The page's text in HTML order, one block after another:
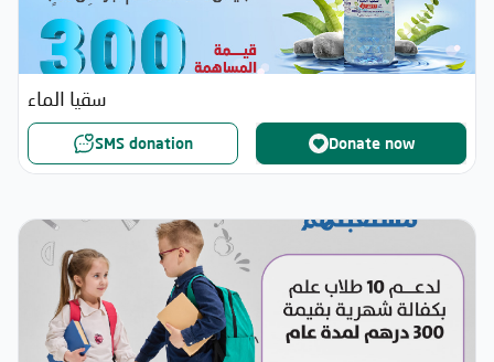
سقيا الماء
SMS donation Donate now